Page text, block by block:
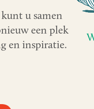
u samen
een plek
en inspiratie.